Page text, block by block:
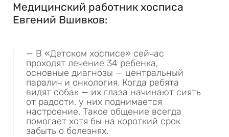
Медицинский работник хосписа
Евгений Вшивков:
— В «Детском хосписе» сейчас
проходят лечение 34 ребенка,
основные диагнозы — центральный
паралич и онкология. Когда ребята
видят собак — их глаза начинают сиять
от радости, у них поднимается
настроение. Такое общение всегда
помогает хотя бы на короткий срок
забыть о болезнях.